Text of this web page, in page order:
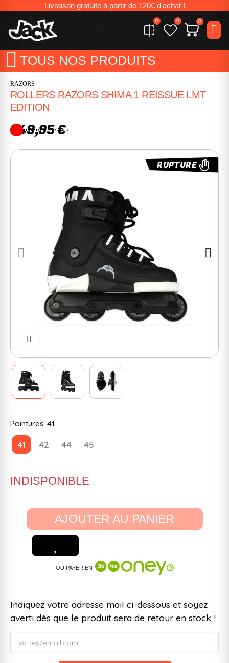
Livraison gratuite à partir de 120€ d'achat !
0 0 0
TOUS NOS PRODUITS
RAZORS
ROLLERS RAZORS SHIMA 1 REISSUE LMT
EDITION
249,95 €
RUPTURE DE STOCK
RUPTURE
Pointures: 41
41 42 44 45
INDISPONIBLE
AJOUTER AU PANIER
OU PAYER EN
Indiquez votre adresse mail ci-dessous et soyez
averti dès que le produit sera de retour en stock !